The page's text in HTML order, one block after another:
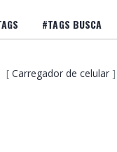
#TAGS BUSCA
[ Carregador de celular